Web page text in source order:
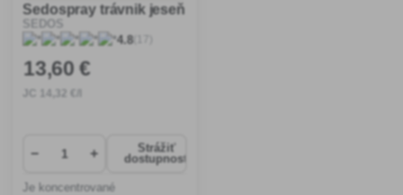
Sedospray trávnik jeseň
SEDOS
4.8(17)
13,60 €
14 ,32 €/l
− +
Strážiť
dostupnosť
Je koncentrované